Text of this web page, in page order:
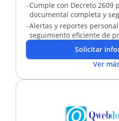
–Cumple con Decreto 2609
documental completa y
–Alertas y reportes
seguimiento eficiente de
Solicitar
Ver